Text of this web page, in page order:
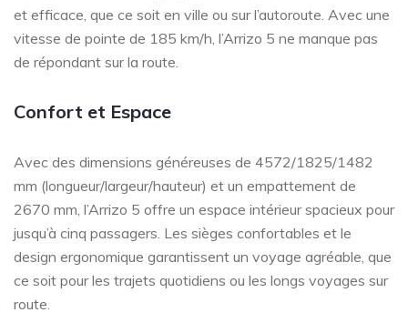
et efficace, que ce soit en ville ou sur l’autoroute. Avec une
vitesse de pointe de 185 km/h, l’Arrizo 5 ne manque pas
de répondant sur la route.
Confort et Espace
Avec des dimensions généreuses de 4572/1825/1482
mm (longueur/largeur/hauteur) et un empattement de
2670 mm, l’Arrizo 5 offre un espace intérieur spacieux pour
jusqu’à cinq passagers. Les sièges confortables et le
design ergonomique garantissent un voyage agréable, que
ce soit pour les trajets quotidiens ou les longs voyages sur
route.